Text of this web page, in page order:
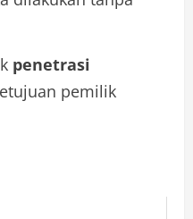
penetrasi
pemilik